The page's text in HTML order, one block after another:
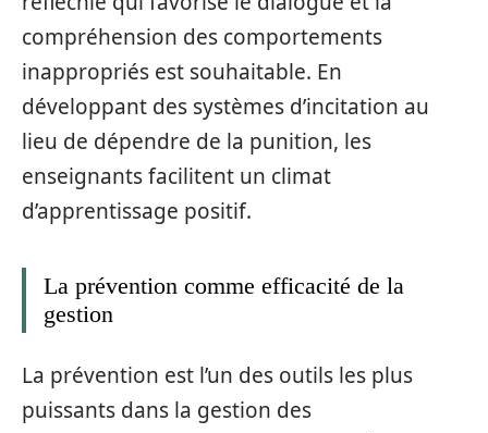
compréhension des comportements
inappropriés est souhaitable. En
développant des systèmes d’incitation au
lieu de dépendre de la punition, les
enseignants facilitent un climat
d’apprentissage positif.
La prévention comme efficacité de la
gestion
La prévention est l’un des outils les plus
puissants dans la gestion des